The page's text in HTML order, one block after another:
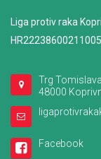
Liga protiv raka
Trg
48000
Facebook